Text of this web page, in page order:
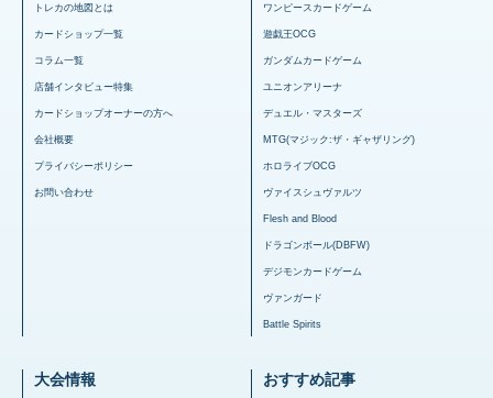
トレカの地図とは
カードショップ一覧
コラム一覧
店舗インタビュー特集
カードショップオーナーの方へ
会社概要
プライバシーポリシー
お問い合わせ
ワンピースカードゲーム
遊戯王OCG
ガンダムカードゲーム
ユニオンアリーナ
デュエル・マスターズ
MTG(マジック:ザ・ギャザリング)
ホロライブOCG
ヴァイスシュヴァルツ
Flesh and Blood
ドラゴンボール(DBFW)
デジモンカードゲーム
ヴァンガード
Battle Spirits
大会情報 おすすめ記事